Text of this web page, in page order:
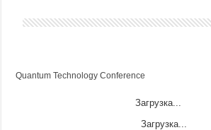
Quantum Technology Conference
Загрузка...
Загрузка...